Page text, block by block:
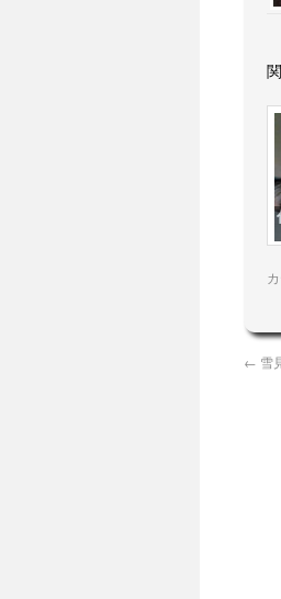
← 雪